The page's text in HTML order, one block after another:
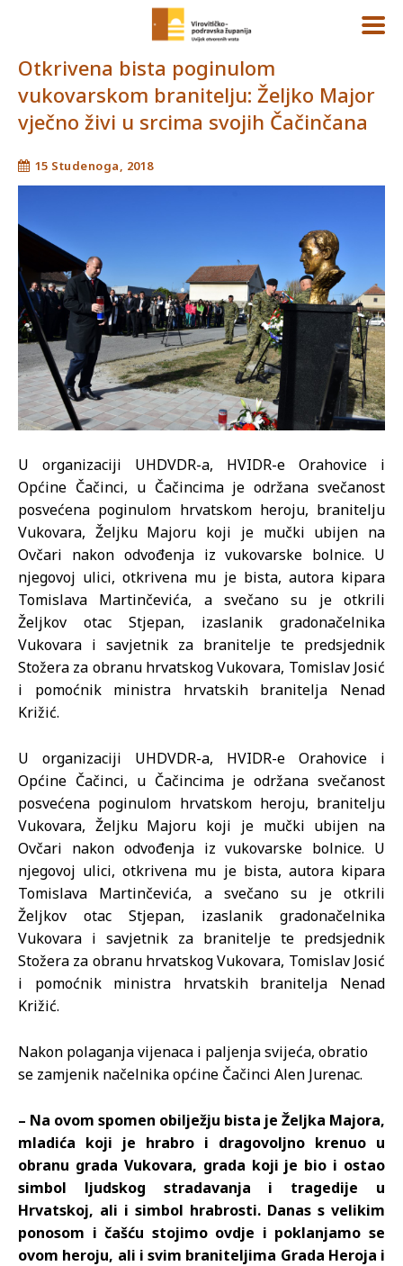
Otkrivena bista poginulom
vukovarskom branitelju: Željko Major
vječno živi u srcima svojih Čačinčana
15 Studenoga, 2018
U organizaciji UHDVDR-a, HVIDR-e Orahovice i
Općine Čačinci, u Čačincima je održana svečanost
posvećena poginulom hrvatskom heroju, branitelju
Vukovara, Željku Majoru koji je mučki ubijen na
Ovčari nakon odvođenja iz vukovarske bolnice. U
njegovoj ulici, otkrivena mu je bista, autora kipara
Tomislava Martinčevića, a svečano su je otkrili
Željkov otac Stjepan, izaslanik gradonačelnika
Vukovara i savjetnik za branitelje te predsjednik
Stožera za obranu hrvatskog Vukovara, Tomislav Josić
i pomoćnik ministra hrvatskih branitelja Nenad
Križić.
U organizaciji UHDVDR-a, HVIDR-e Orahovice i
Općine Čačinci, u Čačincima je održana svečanost
posvećena poginulom hrvatskom heroju, branitelju
Vukovara, Željku Majoru koji je mučki ubijen na
Ovčari nakon odvođenja iz vukovarske bolnice. U
njegovoj ulici, otkrivena mu je bista, autora kipara
Tomislava Martinčevića, a svečano su je otkrili
Željkov otac Stjepan, izaslanik gradonačelnika
Vukovara i savjetnik za branitelje te predsjednik
Stožera za obranu hrvatskog Vukovara, Tomislav Josić
i pomoćnik ministra hrvatskih branitelja Nenad
Križić.
Nakon polaganja vijenaca i paljenja svijeća, obratio
se zamjenik načelnika općine Čačinci Alen Jurenac.
– Na ovom spomen obilježju bista je Željka Majora,
mladića koji je hrabro i dragovoljno krenuo u
obranu grada Vukovara, grada koji je bio i ostao
simbol ljudskog stradavanja i tragedije u
Hrvatskoj, ali i simbol hrabrosti. Danas s velikim
ponosom i čašću stojimo ovdje i poklanjamo se
ovom heroju, ali i svim braniteljima Grada Heroja i